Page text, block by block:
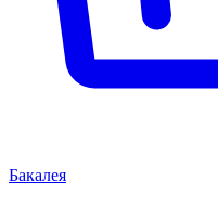
Бакалея